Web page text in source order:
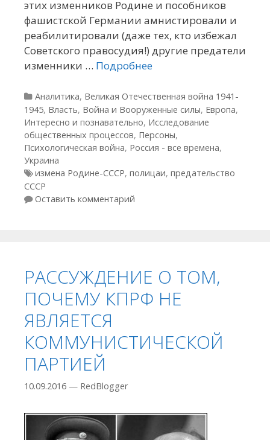
этих изменников Родине и пособников
фашистской Германии амнистировали и
реабилитировали (даже тех, кто избежал
Советского правосудия!) другие предатели
изменники … Подробнее
Рубрики
Аналитика, Великая Отечественная война 1941-
1945, Власть, Война и Вооруженные силы, Европа,
Интересно и познавательно, Исследование
общественных процессов, Персоны,
Психологическая война, Россия - все времена,
Украина
Метки
измена Родине-СССР, полицаи, предательство
СССР
Оставить комментарий
РАССУЖДЕНИЕ О ТОМ,
ПОЧЕМУ КПРФ НЕ
ЯВЛЯЕТСЯ
КОММУНИСТИЧЕСКОЙ
ПАРТИЕЙ
10.09.2016 — RedBlogger